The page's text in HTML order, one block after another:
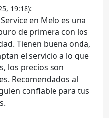
19:18):
en Melo es una
de primera con los
Tienen buena onda,
el servicio a lo que
los precios son
Recomendados al
confiable para tus